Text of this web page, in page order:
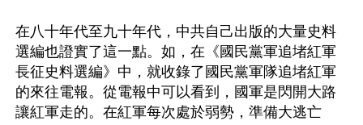
在八十年代至九十年代，中共自己出版的大量史料
選編也證實了這一點。如，在《國民黨軍追堵紅軍
長征史料選編》中，就收錄了國民黨軍隊追堵紅軍
的來往電報。從電報中可以看到，國軍是閃開大路
讓紅軍走的。在紅軍每次處於弱勢，準備大逃亡